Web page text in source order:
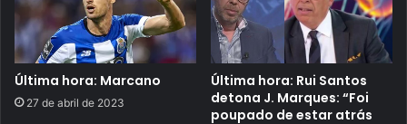
Última hora: Marcano
27 de abril de 2023
Última hora: Rui Santos
detona J. Marques: “Foi
poupado de estar atrás